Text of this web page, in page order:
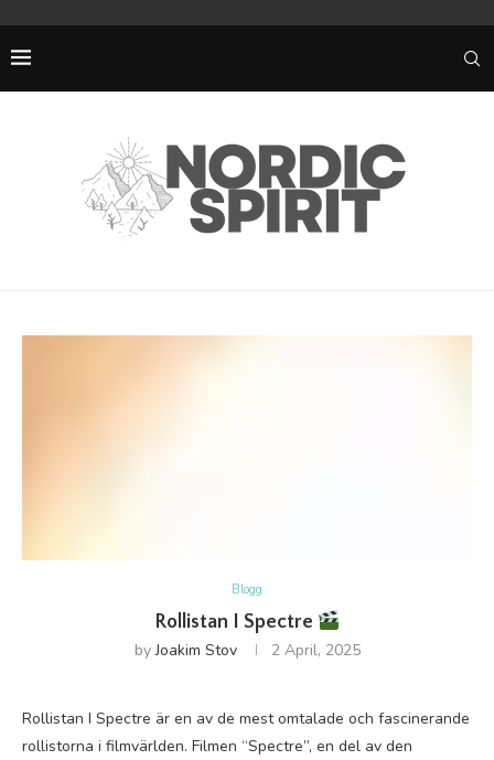
Blogg
Rollistan I Spectre
byJoakim Stov 2 April, 2025
Rollistan I Spectre är en av de mest omtalade och fascinerande
rollistorna i filmvärlden. Filmen “Spectre”, en del av den